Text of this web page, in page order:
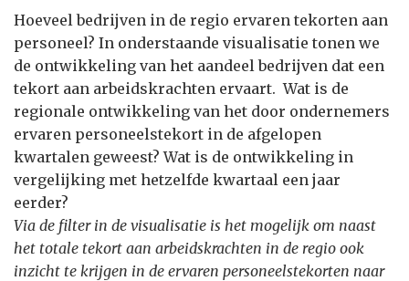
Hoeveel bedrijven in de regio ervaren tekorten aan
personeel? In onderstaande visualisatie tonen we
de ontwikkeling van het aandeel bedrijven dat een
tekort aan arbeidskrachten ervaart. Wat is de
regionale ontwikkeling van het door ondernemers
ervaren personeelstekort in de afgelopen
kwartalen geweest? Wat is de ontwikkeling in
vergelijking met hetzelfde kwartaal een jaar
eerder?
Via de filter in de visualisatie is het mogelijk om naast
het totale tekort aan arbeidskrachten in de regio ook
inzicht te krijgen in de ervaren personeelstekorten naar